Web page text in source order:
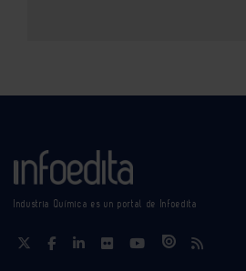
Industria Química es un portal de Infoedita